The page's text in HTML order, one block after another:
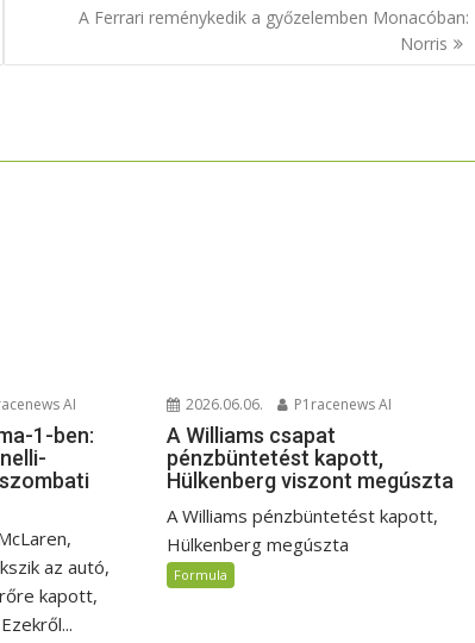
A Ferrari reménykedik a győzelemben Monacóban:
Norris
AI
1-ben:
az autó,
kapott,
2026.06.06. P1racenews AI
A Williams csapat
pénzbüntetést kapott,
Hülkenberg viszont megúszta
A Williams pénzbüntetést kapott,
Hülkenberg megúszta
Formula